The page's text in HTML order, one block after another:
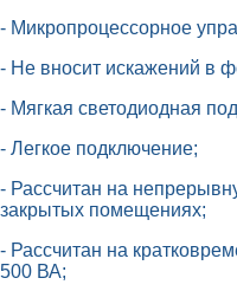
- Микропроцессорное
- Не вносит искажений в
- Мягкая светодиодная
- Легкое подключение;
- Рассчитан на
закрытых помещениях;
- Рассчитан на
500 ВА;